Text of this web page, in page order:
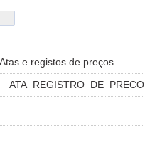
Atas e registos de preços